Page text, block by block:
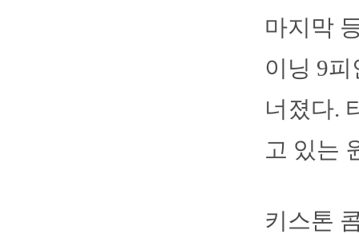
마지막
이닝 9
너졌다.
고 있는
키스톤